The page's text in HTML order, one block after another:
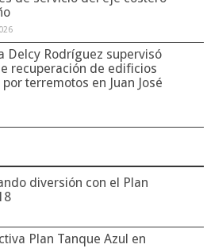
Delcy Rodríguez supervisó
recuperación de edificios
terremotos en Juan José
diversión con el Plan
Plan Tanque Azul en